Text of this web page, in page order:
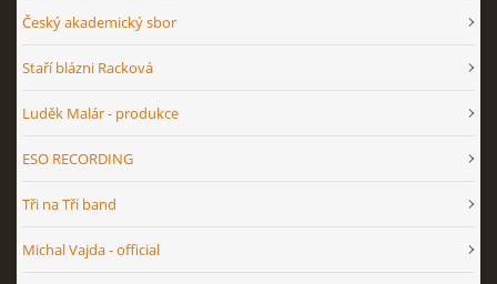
Český akademický sbor
Staří blázni Racková
Luděk Malár - produkce
ESO RECORDING
Tři na Tři band
Michal Vajda - official